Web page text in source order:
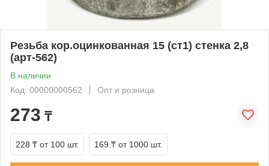
Резьба кор.оцинкованная 15 (ст1) стенка 2,8
(арт-562)
В наличии
Код: 00000000562
Опт и розница
273 ₸
228 ₸ от 100 шт. 169 ₸ от 1000 шт.